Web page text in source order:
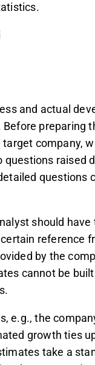
and actual
preparing
company,
raised
questions
should
reference
by the
cannot be
e.g., the
growth ties
take a